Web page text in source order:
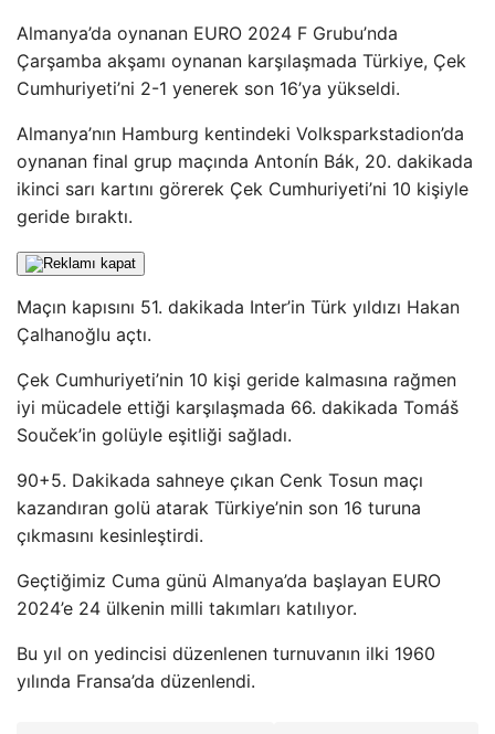
Almanya’da oynanan EURO 2024 F Grubu’nda
Çarşamba akşamı oynanan karşılaşmada Türkiye, Çek
Cumhuriyeti’ni 2-1 yenerek son 16’ya yükseldi.
Almanya’nın Hamburg kentindeki Volksparkstadion’da
oynanan final grup maçında Antonín Bák, 20. dakikada
ikinci sarı kartını görerek Çek Cumhuriyeti’ni 10 kişiyle
geride bıraktı.
Maçın kapısını 51. dakikada Inter’in Türk yıldızı Hakan
Çalhanoğlu açtı.
Çek Cumhuriyeti’nin 10 kişi geride kalmasına rağmen
iyi mücadele ettiği karşılaşmada 66. dakikada Tomáš
Souček’in golüyle eşitliği sağladı.
90+5. Dakikada sahneye çıkan Cenk Tosun maçı
kazandıran golü atarak Türkiye’nin son 16 turuna
çıkmasını kesinleştirdi.
Geçtiğimiz Cuma günü Almanya’da başlayan EURO
2024’e 24 ülkenin milli takımları katılıyor.
Bu yıl on yedincisi düzenlenen turnuvanın ilki 1960
yılında Fransa’da düzenlendi.